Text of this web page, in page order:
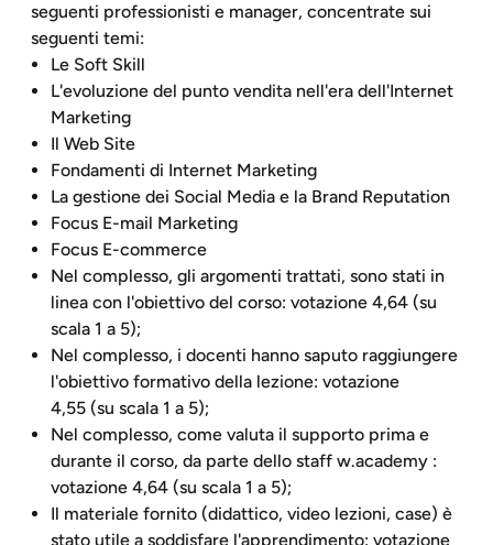
seguenti professionisti e manager, concentrate sui
seguenti temi:
Le Soft Skill
L'evoluzione del punto vendita nell'era dell'Internet
Marketing
Il Web Site
Fondamenti di Internet Marketing
La gestione dei Social Media e la Brand Reputation
Focus E-mail Marketing
Focus E-commerce
Nel complesso, gli argomenti trattati, sono stati in
linea con l'obiettivo del corso: votazione 4,64 (su
scala 1 a 5);
Nel complesso, i docenti hanno saputo raggiungere
l'obiettivo formativo della lezione: votazione
4,55 (su scala 1 a 5);
Nel complesso, come valuta il supporto prima e
durante il corso, da parte dello staff w.academy :
votazione 4,64 (su scala 1 a 5);
Il materiale fornito (didattico, video lezioni, case) è
stato utile a soddisfare l'apprendimento: votazione